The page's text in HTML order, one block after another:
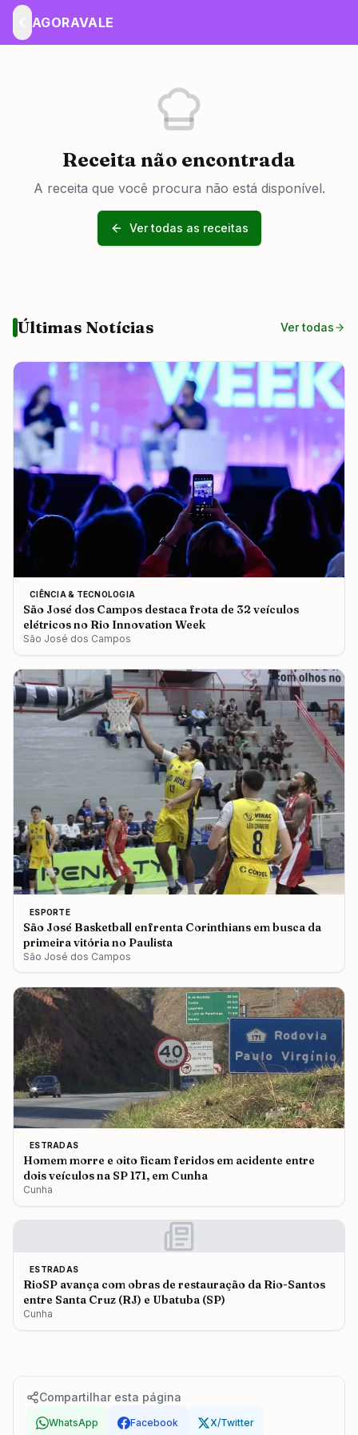
AGORAVALE
Receita não encontrada
A receita que você procura não está disponível.
Ver todas as receitas
Últimas Notícias Ver todas
CIÊNCIA & TECNOLOGIA
São José dos Campos destaca frota de 32 veículos
elétricos no Rio Innovation Week
São José dos Campos
ESPORTE
São José Basketball enfrenta Corinthians em busca da
primeira vitória no Paulista
São José dos Campos
ESTRADAS
Homem morre e oito ficam feridos em acidente entre
dois veículos na SP 171, em Cunha
Cunha
ESTRADAS
RioSP avança com obras de restauração da Rio-Santos
entre Santa Cruz (RJ) e Ubatuba (SP)
Cunha
Compartilhar esta página
WhatsApp Facebook X/Twitter